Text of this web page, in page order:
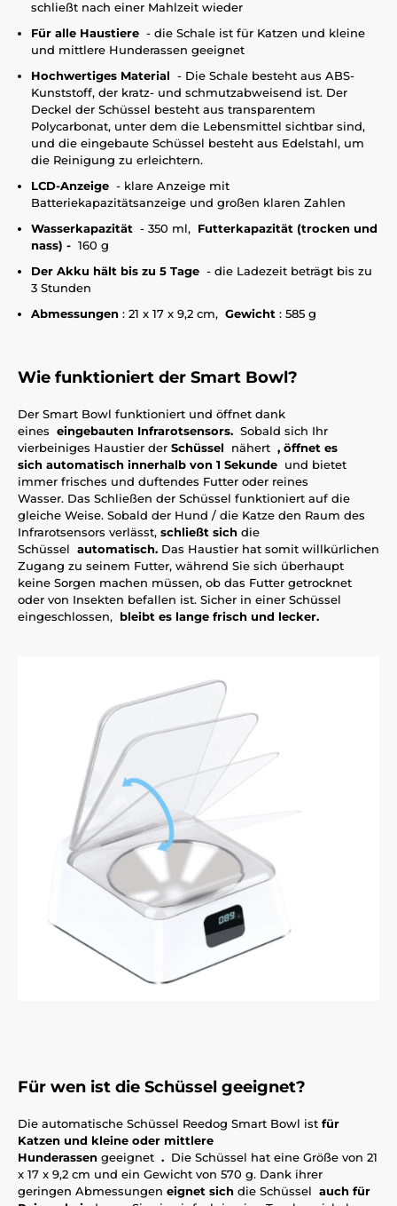
schließt nach einer Mahlzeit wieder
Für alle Haustiere - die Schale ist für Katzen und kleine
und mittlere Hunderassen geeignet
Hochwertiges Material - Die Schale besteht aus ABS-
Kunststoff, der kratz- und schmutzabweisend ist. Der
Deckel der Schüssel besteht aus transparentem
Polycarbonat, unter dem die Lebensmittel sichtbar sind,
und die eingebaute Schüssel besteht aus Edelstahl, um
die Reinigung zu erleichtern.
LCD-Anzeige - klare Anzeige mit
Batteriekapazitätsanzeige und großen klaren Zahlen
Wasserkapazität - 350 ml, Futterkapazität (trocken und
nass) - 160 g
Der Akku hält bis zu 5 Tage - die Ladezeit beträgt bis zu
3 Stunden
Abmessungen : 21 x 17 x 9,2 cm, Gewicht : 585 g
Wie funktioniert der Smart Bowl?
Der Smart Bowl funktioniert und öffnet dank
eines eingebauten Infrarotsensors. Sobald sich Ihr
vierbeiniges Haustier der Schüssel nähert , öffnet es
sich automatisch innerhalb von 1 Sekunde und bietet
immer frisches und duftendes Futter oder reines
Wasser. Das Schließen der Schüssel funktioniert auf die
gleiche Weise. Sobald der Hund / die Katze den Raum des
Infrarotsensors verlässt, schließt sich die
Schüssel automatisch. Das Haustier hat somit willkürlichen
Zugang zu seinem Futter, während Sie sich überhaupt
keine Sorgen machen müssen, ob das Futter getrocknet
oder von Insekten befallen ist. Sicher in einer Schüssel
eingeschlossen, bleibt es lange frisch und lecker.
Für wen ist die Schüssel geeignet?
Die automatische Schüssel Reedog Smart Bowl ist für
Katzen und kleine oder mittlere
Hunderassen geeignet . Die Schüssel hat eine Größe von 21
x 17 x 9,2 cm und ein Gewicht von 570 g. Dank ihrer
geringen Abmessungen eignet sich die Schüssel auch für